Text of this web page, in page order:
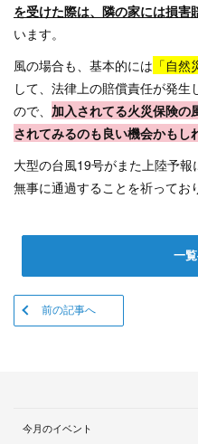
を受けた際は、 隣の家には損害
います。
風の場合も、基本的には 「自
して、 法律上の賠償責任が発生
ので、 加入されてる火災保険の
されてみるのも良い機会かもし
大型の台風19号がまた上陸予報
無事に通過することを祈ってお
一
前の記事へ
今月のイベント